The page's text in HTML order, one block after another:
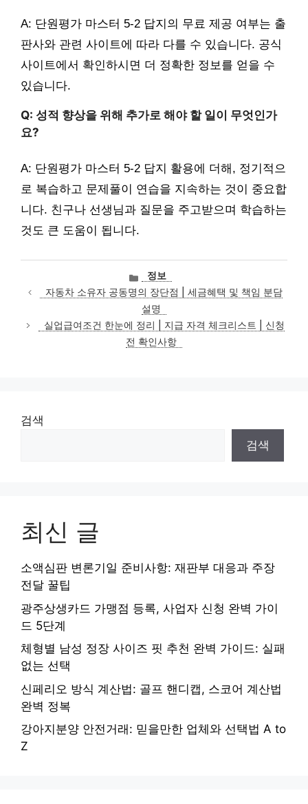
A: 단원평가 마스터 5-2 답지의 무료 제공 여부는 출
판사와 관련 사이트에 따라 다를 수 있습니다. 공식
사이트에서 확인하시면 더 정확한 정보를 얻을 수
있습니다.
Q: 성적 향상을 위해 추가로 해야 할 일이 무엇인가
요?
A: 단원평가 마스터 5-2 답지 활용에 더해, 정기적으
로 복습하고 문제풀이 연습을 지속하는 것이 중요합
니다. 친구나 선생님과 질문을 주고받으며 학습하는
것도 큰 도움이 됩니다.
카
테
고
리
정보
자동차 소유자 공동명의 장단점 | 세금혜택 및 책임 분담
설명
실업급여조건 한눈에 정리 | 지급 자격 체크리스트 | 신청
전 확인사항
검색
검색
최신 글
소액심판 변론기일 준비사항: 재판부 대응과 주장
전달 꿀팁
광주상생카드 가맹점 등록, 사업자 신청 완벽 가이
드 5단계
체형별 남성 정장 사이즈 핏 추천 완벽 가이드: 실패
없는 선택
신페리오 방식 계산법: 골프 핸디캡, 스코어 계산법
완벽 정복
강아지분양 안전거래: 믿을만한 업체와 선택법 A to
Z